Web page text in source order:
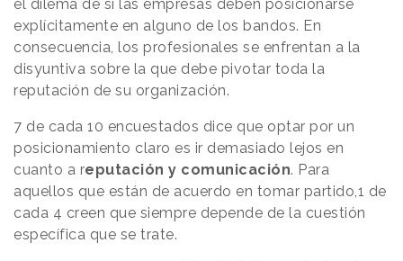
el dilema de si las empresas deben posicionarse
explícitamente en alguno de los bandos. En
consecuencia, los profesionales se enfrentan a la
disyuntiva sobre la que debe pivotar toda la
reputación de su organización.
7 de cada 10 encuestados dice que optar por un
posicionamiento claro es ir demasiado lejos en
cuanto a reputación y comunicación. Para
aquellos que están de acuerdo en tomar partido,1 de
cada 4 creen que siempre depende de la cuestión
específica que se trate.